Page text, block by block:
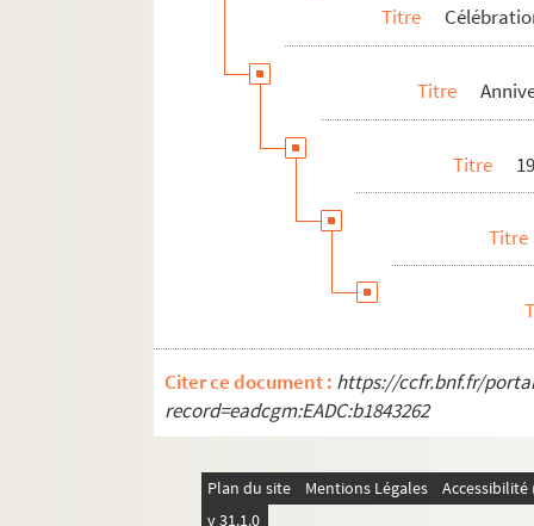
Titre
Titre
Titre
Titre
Citer ce document : https://ccfr.bnf.fr/
record=eadcgm:EADC:b1843262
Plan du site Mentions Légales
v 31.1.0